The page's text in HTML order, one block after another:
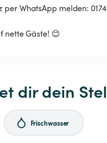
WhatsApp melden:
nette Gäste! 😊
dir dein
Frischwasser